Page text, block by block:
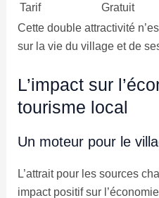
Tarif
Gratuit
Cette double attractivité
sur la vie du village et de
L’impact sur
tourisme local
Un moteur pour le
L’attrait pour les sources
impact positif sur